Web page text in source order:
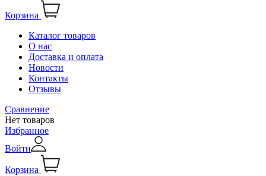
Корзина
Каталог товаров
О нас
Доставка и оплата
Новости
Контакты
Отзывы
Сравнение
Нет товаров
Избранное
Войти
Корзина